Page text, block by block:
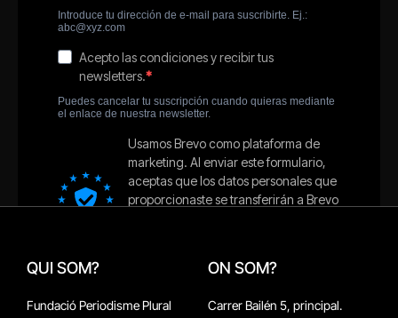
QUI SOM?
Fundació Periodisme Plural
ON SOM?
Carrer Bailén 5, principal.